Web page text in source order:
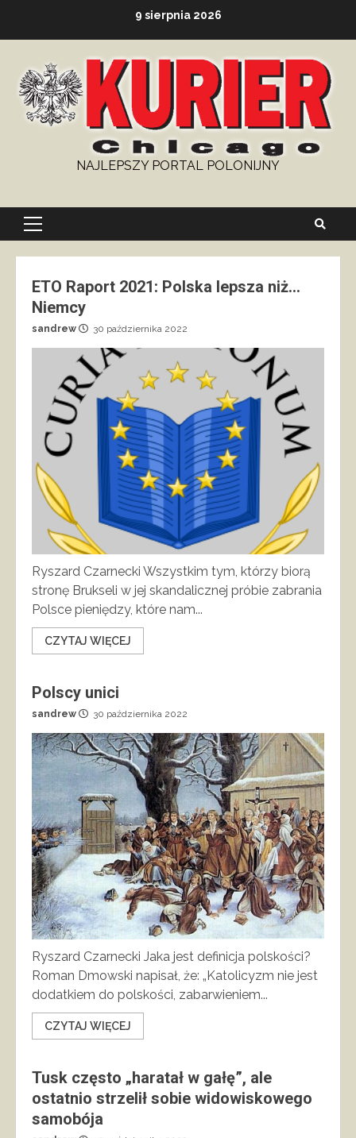
9 sierpnia 2026
NAJLEPSZY PORTAL POLONIJNY
Primary
ETO Raport 2021: Polska lepsza niż…
Niemcy
sandrew 30 października 2022
Ryszard Czarnecki Wszystkim tym, którzy biorą
stronę Brukseli w jej skandalicznej próbie zabrania
Polsce pieniędzy, które nam...
CZYTAJ WIĘCEJ
Polscy unici
sandrew 30 października 2022
Ryszard Czarnecki Jaka jest definicja polskości?
Roman Dmowski napisał, że: „Katolicyzm nie jest
dodatkiem do polskości, zabarwieniem...
CZYTAJ WIĘCEJ
Tusk często „haratał w gałę”, ale
ostatnio strzelił sobie widowiskowego
samobója